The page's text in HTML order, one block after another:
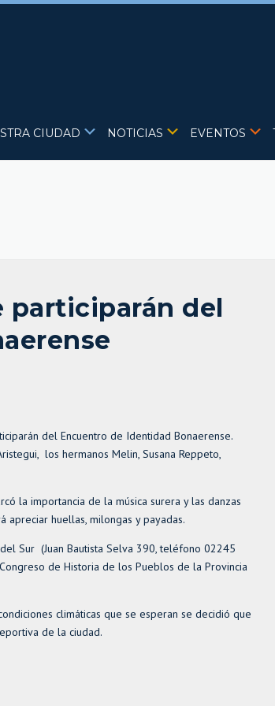
CIUDAD NOTICIAS EVENTOS
participarán del
del Encuentro de Identidad Bonaerense.
los hermanos Melin, Susana Reppeto,
la importancia de la música surera y las danzas
huellas, milongas y payadas.
Sur (Juan Bautista Selva 390, teléfono 02245
de Historia de los Pueblos de la Provincia
climáticas que se esperan se decidió que
de la ciudad.